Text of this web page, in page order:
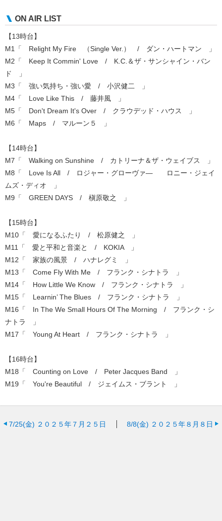
ON AIR LIST
【13時台】
M1「 Relight My Fire （Single Ver.） / ダン・ハートマン 」
M2「 Keep It Commin' Love / K.C.＆ザ・サンシャイン・バン
ド 」
M3「 強い気持ち・強い愛 / 小沢健二 」
M4「 Love Like This / 藤井風 」
M5「 Don't Dream It's Over / クラウデッド・ハウス 」
M6「 Maps / マルーン５ 」
【14時台】
M7「 Walking on Sunshine / カトリーナ＆ザ・ウェイブス 」
M8「 Love Is All / ロジャー・グローヴァ— ロニー・ジェイ
ムズ・ディオ 」
M9「 GREEN DAYS / 槇原敬之 」
【15時台】
M10「 愛になるふたり / 松原健之 」
M11「 愛と平和と音楽と / KOKIA 」
M12「 家族の風景 / ハナレグミ 」
M13「 Come Fly With Me / フランク・シナトラ 」
M14「 How Little We Know / フランク・シナトラ 」
M15「 Learnin’ The Blues / フランク・シナトラ 」
M16「 In The We Small Hours Of The Morning / フランク・シ
ナトラ 」
M17「 Young At Heart / フランク・シナトラ 」
【16時台】
M18「 Counting on Love / Peter Jacques Band 」
M19「 You're Beautiful / ジェイムス・ブラント 」
7/25(金) ２０２５年７月２５日 8/8(金) ２０２５年８月８日